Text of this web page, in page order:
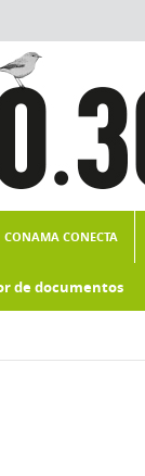
CONAMA CONECTA
de documentos